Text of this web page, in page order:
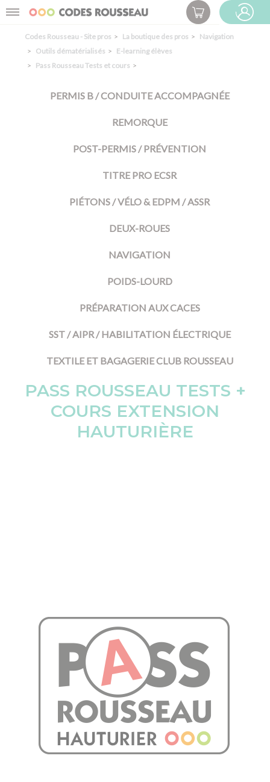
Menu
Codes Rousseau - Site pros La boutique des pros
Navigation
Outils dématérialisés
E-learning élèves
Pass Rousseau Tests et cours
PERMIS B / CONDUITE ACCOMPAGNÉE
REMORQUE
POST-PERMIS / PRÉVENTION
TITRE PRO ECSR
PIÉTONS / VÉLO & EDPM / ASSR
DEUX-ROUES
NAVIGATION
POIDS-LOURD
PRÉPARATION AUX CACES
SST / AIPR / HABILITATION ÉLECTRIQUE
TEXTILE ET BAGAGERIE CLUB ROUSSEAU
PASS ROUSSEAU TESTS +
COURS EXTENSION
HAUTURIÈRE
Panneau de gestion des cookies